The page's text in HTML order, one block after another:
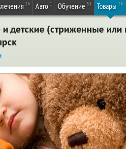
24 Авто 1 Обучение 31 Товары 26
детские (стриженные